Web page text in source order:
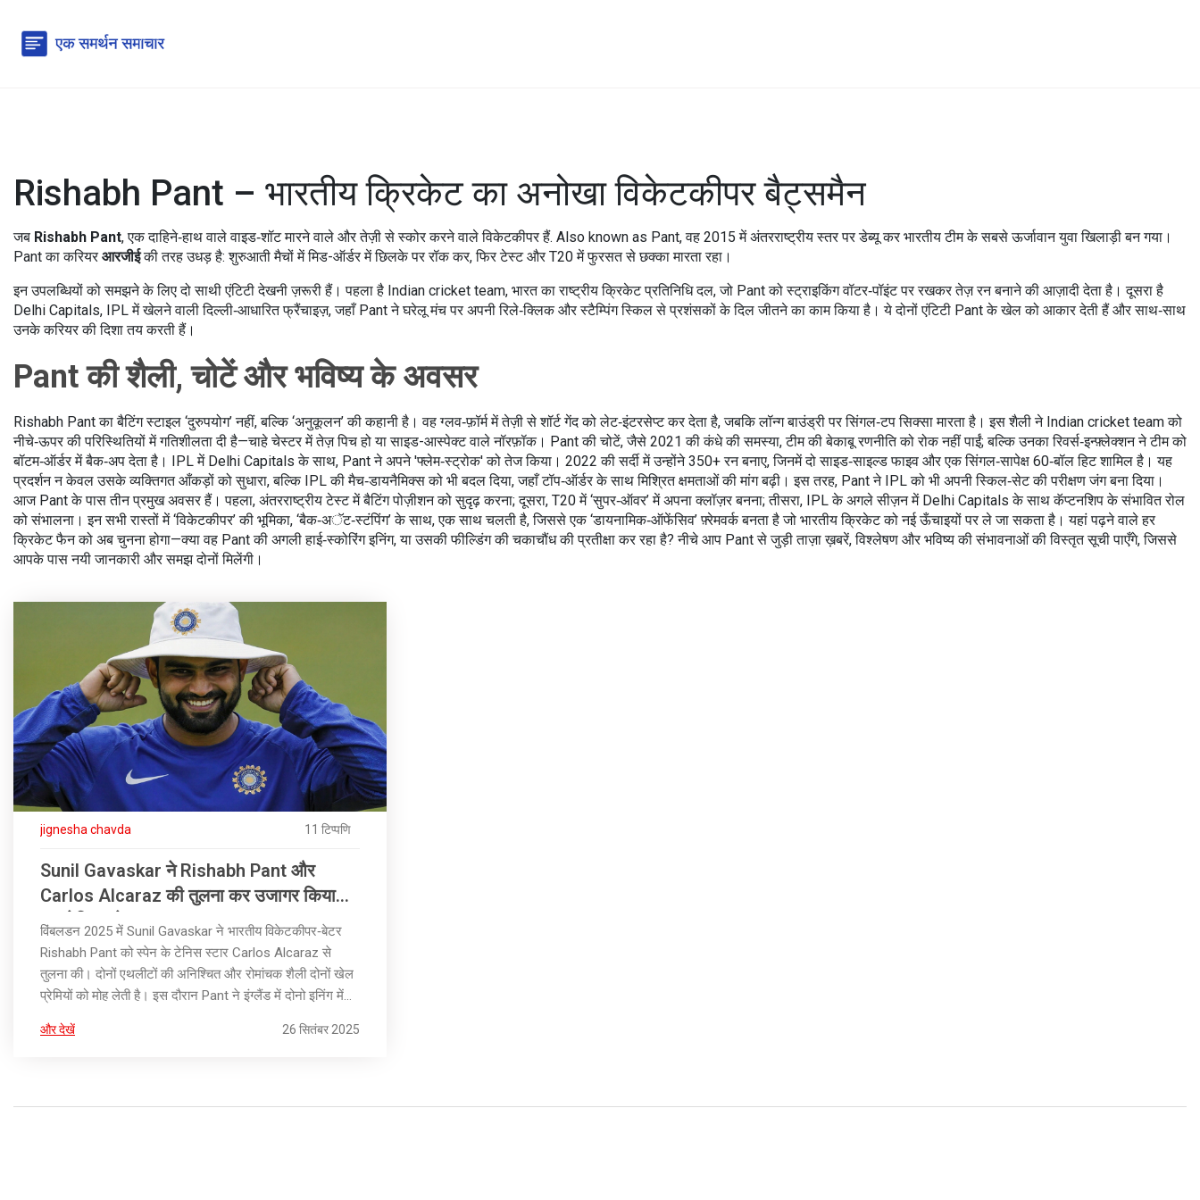
Rishabh Pant – भारतीय क्रिकेट का अनोखा विकेटकीपर बैट्समैन
जब Rishabh Pant,एक दाहिने‑हाथ वाले वाइड‑शॉट मारने वाले और तेज़ी से स्कोर करने वाले विकेटकीपर हैं. Also known as Pant, वह 2015 में अंतरराष्ट्रीय स्तर पर डेब्यू कर भारतीय टीम के सबसे ऊर्जावान युवा खिलाड़ी बन गया।
Pant का करियर आरजीईकी तरह उधड़ है: शुरुआती मैचों में मिड-ऑर्डर में छिलके पर रॉक कर, फिर टेस्ट और T20 में फुरसत से छक्का मारता रहा।
इन उपलब्धियों को समझने के लिए दो साथी एंटिटी देखनी ज़रूरी हैं। पहला है Indian cricket team, भारत का राष्ट्रीय क्रिकेट प्रतिनिधि दल, जो Pant को स्ट्राइकिंग वॉटर‑पॉइंट पर रखकर तेज़ रन बनाने की आज़ादी देता है। दूसरा है
Delhi Capitals, IPL में खेलने वाली दिल्ली‑आधारित फ्रैंचाइज़, जहाँ Pant ने घरेलू मंच पर अपनी रिले‑क्लिक और स्टैम्पिंग स्किल से प्रशंसकों के दिल जीतने का काम किया है। ये दोनों एंटिटी Pant के खेल को आकार देती हैं और साथ‑साथ
उनके करियर की दिशा तय करती हैं।
Pant की शैली, चोटें और भविष्य के अवसर
Rishabh Pant का बैटिंग स्टाइल ‘दुरुपयोग’ नहीं, बल्कि ‘अनुकूलन’ की कहानी है। वह ग्लव‑फ़ॉर्म में तेज़ी से शॉर्ट गेंद को लेट‑इंटरसेप्ट कर देता है, जबकि लॉन्ग बाउंड्री पर सिंगल‑टप सिक्सा मारता है। इस शैली ने Indian cricket team को
नीचे‑ऊपर की परिस्थितियों में गतिशीलता दी है—चाहे चेस्टर में तेज़ पिच हो या साइड-आस्पेक्ट वाले नॉरफ़ॉक। Pant की चोटें, जैसे 2021 की कंधे की समस्या, टीम की बेकाबू रणनीति को रोक नहीं पाईं; बल्कि उनका रिवर्स‑इन्फ़्लेक्शन ने टीम को
बॉटम‑ऑर्डर में बैक‑अप देता है। IPL में Delhi Capitals के साथ, Pant ने अपने 'फ्लेम‑स्ट्रोक' को तेज किया। 2022 की सर्दी में उन्होंने 350+ रन बनाए, जिनमें दो साइड‑साइल्ड फाइव और एक सिंगल‑सापेक्ष 60‑बॉल हिट शामिल है। यह
प्रदर्शन न केवल उसके व्यक्तिगत आँकड़ों को सुधारा, बल्कि IPL की मैच‑डायनैमिक्स को भी बदल दिया, जहाँ टॉप‑ऑर्डर के साथ मिश्रित क्षमताओं की मांग बढ़ी। इस तरह, Pant ने IPL को भी अपनी स्किल‑सेट की परीक्षण जंग बना दिया।
आज Pant के पास तीन प्रमुख अवसर हैं। पहला, अंतरराष्ट्रीय टेस्ट में बैटिंग पोज़ीशन को सुदृढ़ करना; दूसरा, T20 में ‘सुपर‑ऑवर’ में अपना क्लॉज़र बनना; तीसरा, IPL के अगले सीज़न में Delhi Capitals के साथ कॅप्टनशिप के संभावित रोल
को संभालना। इन सभी रास्तों में ‘विकेटकीपर’ की भूमिका, ‘बैक‑अॅट‑स्टंपिंग’ के साथ, एक साथ चलती है, जिससे एक ‘डायनामिक‑ऑफेंसिव’ फ़्रेमवर्क बनता है जो भारतीय क्रिकेट को नई ऊँचाइयों पर ले जा सकता है। यहां पढ़ने वाले हर
क्रिकेट फैन को अब चुनना होगा—क्या वह Pant की अगली हाई‑स्कोरिंग इनिंग, या उसकी फील्डिंग की चकाचौंध की प्रतीक्षा कर रहा है? नीचे आप Pant से जुड़ी ताज़ा ख़बरें, विश्लेषण और भविष्य की संभावनाओं की विस्तृत सूची पाएँगे, जिससे
आपके पास नयी जानकारी और समझ दोनों मिलेंगी।
jignesha chavda 11 टिप्पणि
Sunil Gavaskar ने Rishabh Pant और
Carlos Alcaraz की तुलना कर उजागर किया
‘अनपेक्षित’ खेल का जादू
विंबलडन 2025 में Sunil Gavaskar ने भारतीय विकेटकीपर‑बेटर
Rishabh Pant को स्पेन के टेनिस स्टार Carlos Alcaraz से
तुलना की। दोनों एथलीटों की अनिश्चित और रोमांचक शैली दोनों खेल
प्रेमियों को मोह लेती है। इस दौरान Pant ने इंग्लैंड में दोनो इनिंग में
बनाई। Gavaskar की यह क्रॉस‑स्पोर्ट एनालिसिस खेलों के बीच
और देखें 26 सितंबर 2025